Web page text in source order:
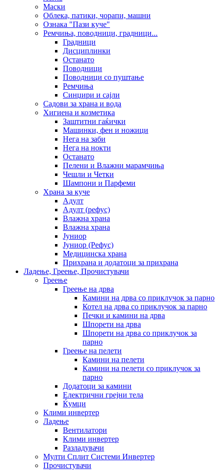
Маски
Облека, патики, чорапи, машни
Ознака "Пази куче"
Ремчиња, поводници, градници...
Градници
Дисциплинки
Останато
Поводници
Поводници со пуштање
Ремчиња
Синџири и сајли
Садови за храна и вода
Хигиена и козметика
Заштитни гаќички
Машинки, фен и ножици
Нега на заби
Нега на нокти
Останато
Пелени и Влажни марамчиња
Чешли и Четки
Шампони и Парфеми
Храна за куче
Адулт
Адулт (рефус)
Влажна храна
Влажна храна
Јуниор
Јуниор (Рефус)
Медицинска храна
Прихрана и додатоци за прихрана
Ладење, Греење, Прочистувачи
Греење
Греење на дрва
Камини на дрва со приклучок за парно
Котел на дрва со приклучок за парно
Печки и камини на дрва
Шпорети на дрва
Шпорети на дрва со приклучок за
парно
Греење на пелети
Камини на пелети
Камини на пелети со приклучок за
парно
Додатоци за камини
Електрични грејни тела
Ќумци
Клими инвертер
Ладење
Вентилатори
Клими инвертер
Разладувачи
Мулти Сплит Системи Инвертер
Прочистувачи